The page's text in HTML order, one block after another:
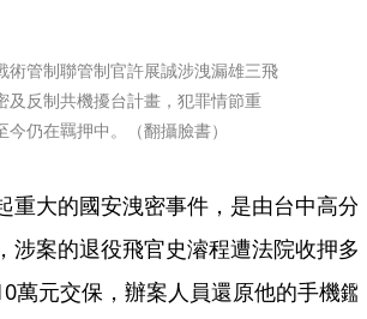
術管制聯管制官許展誠涉洩漏雄三飛
及反制共機擾台計畫，犯罪情節重
今仍在羈押中。（翻攝臉書）
重大的國安洩密事件，是由台中高分
涉案的退役飛官史濬程遭法院收押多
萬元交保，辦案人員還原他的手機鑑